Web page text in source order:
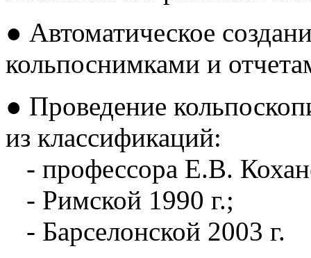
● Автоматическое
кольпоснимками и
● Проведение
из классификаций:
- профессора Е.В.
- Римской 1990 г.;
- Барселонской 2003 г.